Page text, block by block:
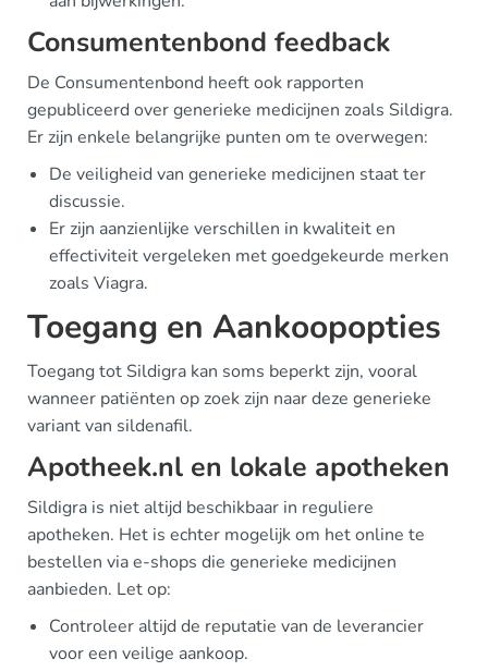
Consumentenbond feedback
De Consumentenbond heeft ook rapporten
gepubliceerd over generieke medicijnen zoals Sildigra.
Er zijn enkele belangrijke punten om te overwegen:
De veiligheid van generieke medicijnen staat ter
discussie.
Er zijn aanzienlijke verschillen in kwaliteit en
effectiviteit vergeleken met goedgekeurde merken
zoals Viagra.
Toegang en Aankoopopties
Toegang tot Sildigra kan soms beperkt zijn, vooral
wanneer patiënten op zoek zijn naar deze generieke
variant van sildenafil.
Apotheek.nl en lokale apotheken
Sildigra is niet altijd beschikbaar in reguliere
apotheken. Het is echter mogelijk om het online te
bestellen via e-shops die generieke medicijnen
aanbieden. Let op:
Controleer altijd de reputatie van de leverancier
voor een veilige aankoop.